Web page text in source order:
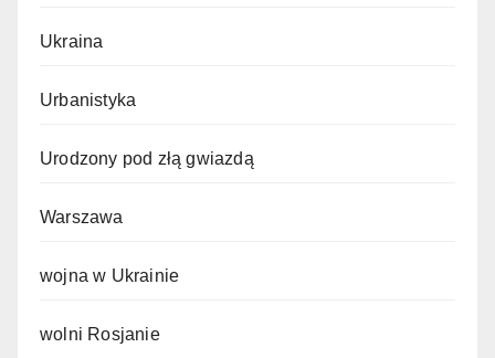
Ukraina
Urbanistyka
Urodzony pod złą gwiazdą
Warszawa
wojna w Ukrainie
wolni Rosjanie